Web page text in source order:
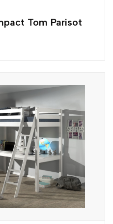
Tom Parisot